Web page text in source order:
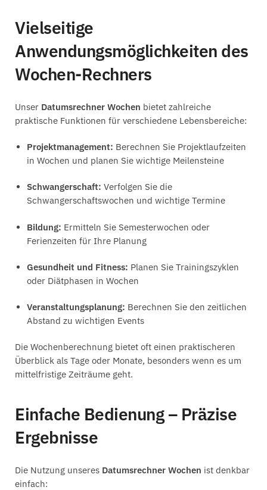
Vielseitige
Anwendungsmöglichkeiten des
Wochen-Rechners
Unser Datumsrechner Wochen bietet zahlreiche
praktische Funktionen für verschiedene Lebensbereiche:
Projektmanagement: Berechnen Sie Projektlaufzeiten
in Wochen und planen Sie wichtige Meilensteine
Schwangerschaft: Verfolgen Sie die
Schwangerschaftswochen und wichtige Termine
Bildung: Ermitteln Sie Semesterwochen oder
Ferienzeiten für Ihre Planung
Gesundheit und Fitness: Planen Sie Trainingszyklen
oder Diätphasen in Wochen
Veranstaltungsplanung: Berechnen Sie den zeitlichen
Abstand zu wichtigen Events
Die Wochenberechnung bietet oft einen praktischeren
Überblick als Tage oder Monate, besonders wenn es um
mittelfristige Zeiträume geht.
Einfache Bedienung – Präzise
Ergebnisse
Die Nutzung unseres Datumsrechner Wochen ist denkbar
einfach: